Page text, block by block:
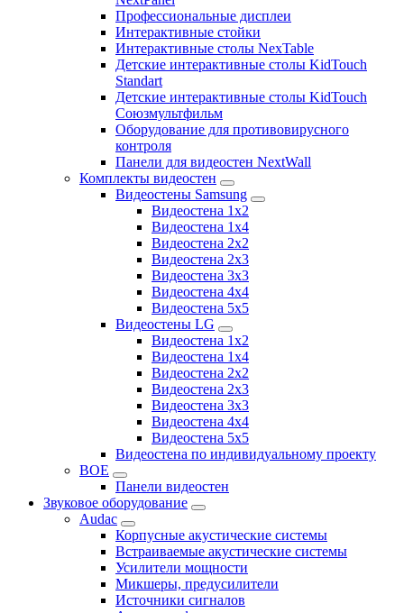
Профессиональные дисплеи
Интерактивные стойки
Интерактивные столы NexTable
Детские интерактивные столы KidTouch
Standart
Детские интерактивные столы KidTouch
Союзмультфильм
Оборудование для противовирусного
контроля
Панели для видеостен NextWall
Комплекты видеостен
Видеостены Samsung
Видеостена 1x2
Видеостена 1x4
Видеостена 2x2
Видеостена 2х3
Видеостена 3x3
Видеостена 4x4
Видеостена 5x5
Видеостены LG
Видеостена 1x2
Видеостена 1x4
Видеостена 2x2
Видеостена 2x3
Видеостена 3x3
Видеостена 4x4
Видеостена 5x5
Видеостена по индивидуальному проекту
BOE
Панели видеостен
Звуковое оборудование
Audac
Корпусные акустические системы
Встраиваемые акустические системы
Усилители мощности
Микшеры, предусилители
Источники сигналов